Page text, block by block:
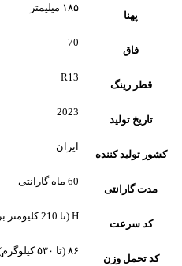
پهنا
۱۸۵ میلیمتر
فاق
70
قطر رینگ
R13
تاریخ تولید
2023
کشور تولید کننده
ایران
مدت گارانتی
60 ماه گارانتی
کد سرعت
H (تا 210 کلیومتر بر ساعت)
کد تحمل وزن
۸۶ (تا ۵۳۰ کیلوگرم)